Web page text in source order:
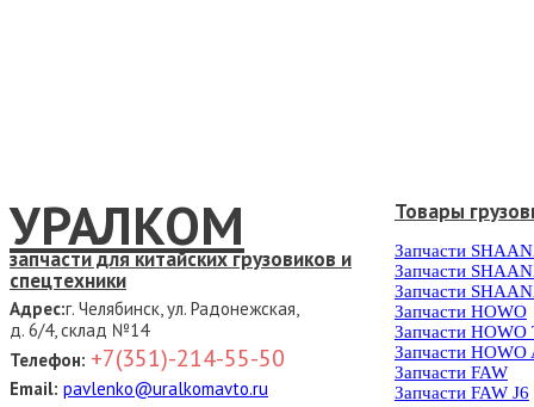
УРАЛКОМ
запчасти для китайских грузовиков и
спецтехники
Адрес:г. Челябинск, ул. Радонежская,
д. 6/4, склад №14
Телефон: +7(351)-214-55-50
Email: pavlenko@uralkomavto.ru
Товары
Запчасти
Запчасти
Запчасти
Запчасти HOWO
Запчасти HOWO
Запчасти HOWO
Запчасти FAW
Запчасти FAW J6